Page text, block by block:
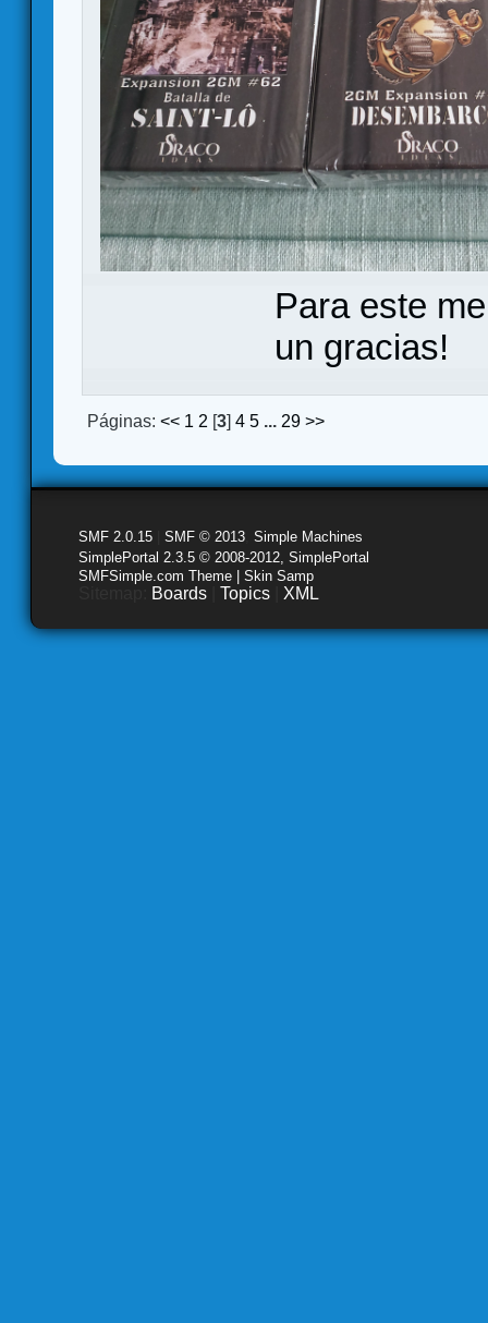
Para este
un gracias!
Páginas: << 1 2 [3] 4 5 ... 29 >>
SMF 2.0.15 SMF © 2013 Simple Machines
SimplePortal 2.3.5 © 2008-2012, SimplePortal
SMFSimple.com Theme | Skin Samp
Boards Topics XML